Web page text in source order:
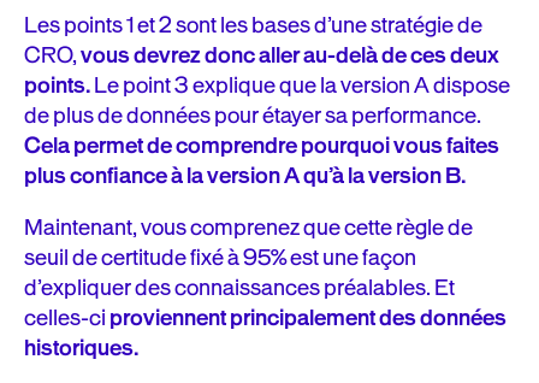
Les points 1 et 2 sont les bases d’une stratégie de
CRO,vous devrez donc aller au-delà de ces deux
points.Le point 3 explique que la version A dispose
de plus de données pour étayer sa performance.
Cela permet de comprendre pourquoi vous faites
plus confiance à la version A qu’à la version B.
Maintenant, vous comprenez que cette règle de
seuil de certitude fixé à 95% est une façon
d’expliquer des connaissances préalables. Et
celles-ciproviennent principalement des données
historiques.